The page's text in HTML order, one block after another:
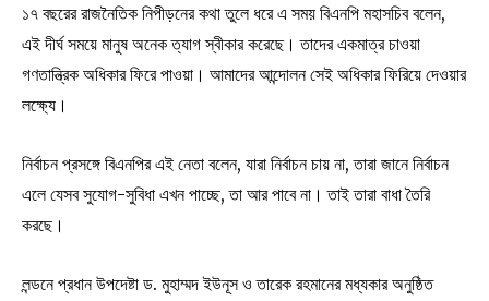
১৭ বছরের রাজনৈতিক নিপীড়নের কথা তুলে ধরে এ সময় বিএনপি মহাসচিব বলেন,
এই দীর্ঘ সময়ে মানুষ অনেক ত্যাগ স্বীকার করেছে। তাদের একমাত্র চাওয়া
গণতান্ত্রিক অধিকার ফিরে পাওয়া। আমাদের আন্দোলন সেই অধিকার ফিরিয়ে দেওয়ার
লক্ষ্যে।
নির্বাচন প্রসঙ্গে বিএনপির এই নেতা বলেন, যারা নির্বাচন চায় না, তারা জানে নির্বাচন
এলে যেসব সুযোগ-সুবিধা এখন পাচ্ছে, তা আর পাবে না। তাই তারা বাধা তৈরি
করছে।
লন্ডনে প্রধান উপদেষ্টা ড. মুহাম্মদ ইউনূস ও তারেক রহমানের মধ্যকার অনুষ্ঠিত